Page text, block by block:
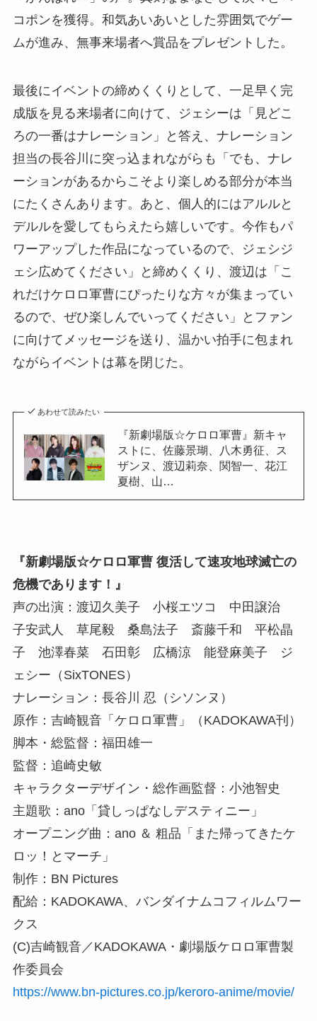
コポンを獲得。和気あいあいとした雰囲気でゲー
ムが進み、無事来場者へ賞品をプレゼントした。
最後にイベントの締めくくりとして、一足早く完
成版を見る来場者に向けて、ジェシーは「見どこ
ろの一番はナレーション」と答え、ナレーション
担当の長谷川に突っ込まれながらも「でも、ナレ
ーションがあるからこそより楽しめる部分が本当
にたくさんあります。あと、個人的にはアルルと
デルルを愛してもらえたら嬉しいです。今作もパ
ワーアップした作品になっているので、ジェシジ
ェシ広めてください」と締めくくり、渡辺は「こ
れだけケロロ軍曹にぴったりな方々が集まってい
るので、ぜひ楽しんでいってください」とファン
に向けてメッセージを送り、温かい拍手に包まれ
ながらイベントは幕を閉じた。
あわせて読みたい
『新劇場版☆ケロロ軍曹』新キャ
ストに、佐藤景瑚、八木勇征、ス
ザンヌ、渡辺莉奈、関智一、花江
夏樹、山…
『新劇場版☆ケロロ軍曹 復活して速攻地球滅亡の
危機であります！』
声の出演：渡辺久美子 小桜エツコ 中田譲治
子安武人 草尾毅 桑島法子 斎藤千和 平松晶
子 池澤春菜 石田彰 広橋涼 能登麻美子 ジ
ェシー（SixTONES）
ナレーション：長谷川 忍（シソンヌ）
原作：吉崎観音「ケロロ軍曹」（KADOKAWA刊）
脚本・総監督：福田雄一
監督：追崎史敏
キャラクターデザイン・総作画監督：小池智史
主題歌：ano「貸しっぱなしデスティニー」
オープニング曲：ano ＆ 粗品「また帰ってきたケ
ロッ！とマーチ」
制作：BN Pictures
配給：KADOKAWA、バンダイナムコフィルムワー
クス
(C)吉崎観音／KADOKAWA・劇場版ケロロ軍曹製
作委員会
https://www.bn-pictures.co.jp/keroro-anime/movie/